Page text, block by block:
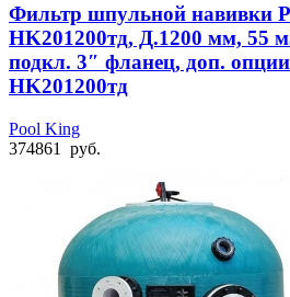
Фильтр шпульной навивки
HK201200тд, Д.1200 мм, 55
подкл. 3″ фланец, доп. опции
HK201200тд
Pool King
374861
руб.